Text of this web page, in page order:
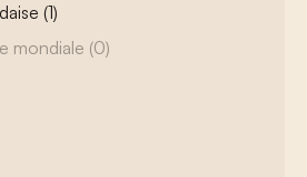
(1)
mondiale (0)